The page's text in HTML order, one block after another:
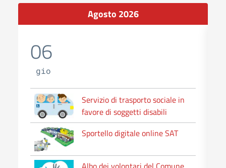
Calendar Agosto 2026
06
gio
Servizio di trasporto sociale in
favore di soggetti disabili
Sportello digitale online SAT